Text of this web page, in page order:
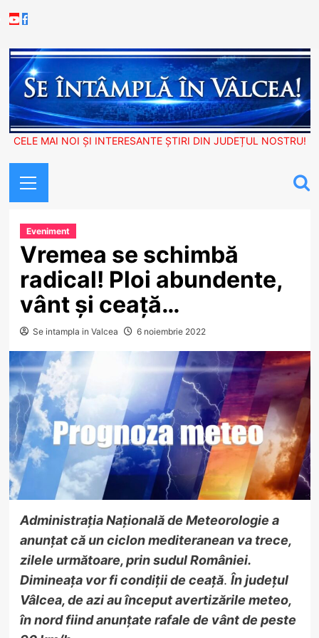
to
Youtube
Facebook
CELE MAI NOI ȘI INTERESANTE ȘTIRI DIN JUDEȚUL NOSTRU!
Menu
Eveniment
Vremea se schimbă
radical! Ploi abundente,
vânt și ceață…
Se intampla in Valcea 6 noiembrie 2022
Administrația Națională de Meteorologie a
anunțat că un ciclon mediteranean va trece,
zilele următoare, prin sudul României.
Dimineața vor fi condiții de ceață. În județul
Vâlcea, de azi au început avertizările meteo,
în nord fiind anunțate rafale de vânt de peste